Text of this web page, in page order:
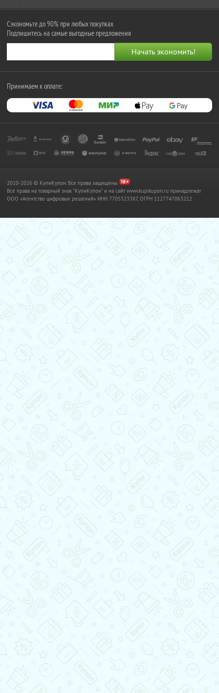
Сэкономьте до 90% при любых покупках
Подпишитесь на самые выгодные предложения
Принимаем к оплате:
2010-2026 © КупиКупон. Все права защищены.
Все права на товарный знак "КупиКупон" и на сайт www.kupikupon.ru принадлежат
OOO «Агентство цифровых решений» ИНН 7705523387, ОГРН 1127747063212